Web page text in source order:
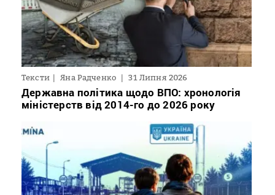
Тексти Яна Радченко 31 Липня 2026
Державна політика щодо ВПО: хронологія
міністерств від 2014-го до 2026 року